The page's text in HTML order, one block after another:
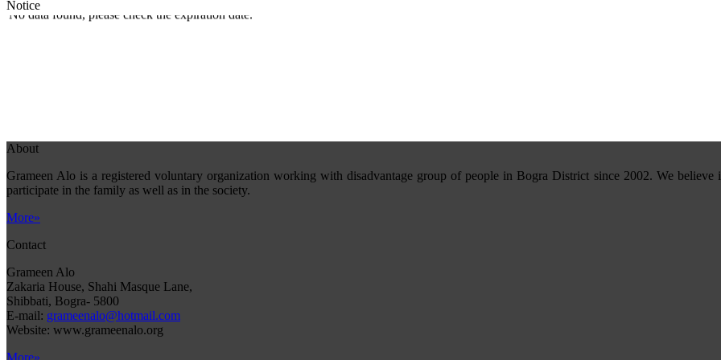
Notice
About
Grameen Alo is a registered voluntary organization working with disadvantage group of people in Bogra District since 2002. We believe
participate in the family as well as in the society.
More»
Contact
Grameen Alo
Zakaria House, Shahi Masque Lane,
Shibbati, Bogra- 5800
E-mail: grameenalo@hotmail.com
Website: www.grameenalo.org
More»